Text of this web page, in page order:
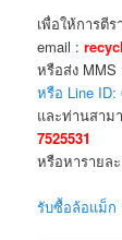
เพื่อให้การตี
email :
หรือส่ง MMS
หรือ Line ID:
และท่านสาม
7525531
หรือหารายล
รับซื้อล้อแม็ก